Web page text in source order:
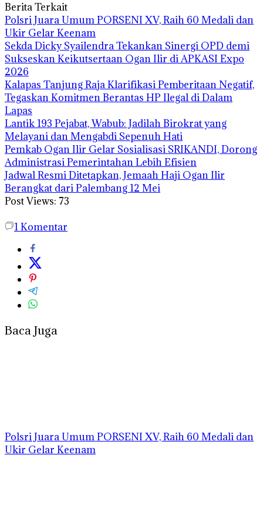
Berita Terkait
Polsri Juara Umum PORSENI XV, Raih 60 Medali dan
Ukir Gelar Keenam
Sekda Dicky Syailendra Tekankan Sinergi OPD demi
Sukseskan Keikutsertaan Ogan Ilir di APKASI Expo
2026
Kalapas Tanjung Raja Klarifikasi Pemberitaan Negatif,
Tegaskan Komitmen Berantas HP Ilegal di Dalam
Lapas
Lantik 193 Pejabat, Wabub: Jadilah Birokrat yang
Melayani dan Mengabdi Sepenuh Hati
Pemkab Ogan Ilir Gelar Sosialisasi SRIKANDI, Dorong
Administrasi Pemerintahan Lebih Efisien
Jadwal Resmi Ditetapkan, Jemaah Haji Ogan Ilir
Berangkat dari Palembang 12 Mei
Post Views: 73
1Komentar
Baca Juga
Polsri Juara Umum PORSENI XV, Raih 60 Medali dan
Ukir Gelar Keenam